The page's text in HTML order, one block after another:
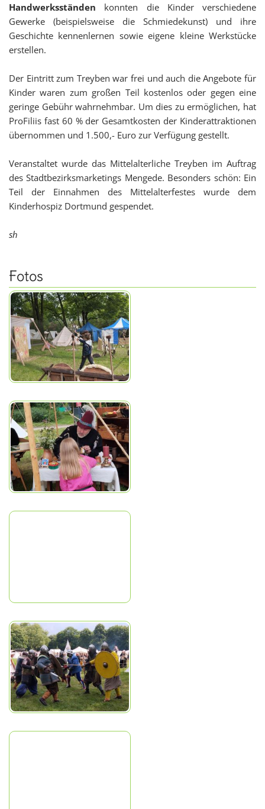
Handwerksständen konnten die Kinder verschiedene
Gewerke (beispielsweise die Schmiedekunst) und ihre
Geschichte kennenlernen sowie eigene kleine Werkstücke
erstellen.
Der Eintritt zum Treyben war frei und auch die Angebote für
Kinder waren zum großen Teil kostenlos oder gegen eine
geringe Gebühr wahrnehmbar. Um dies zu ermöglichen, hat
ProFiliis fast 60 % der Gesamtkosten der Kinderattraktionen
übernommen und 1.500,- Euro zur Verfügung gestellt.
Veranstaltet wurde das Mittelalterliche Treyben im Auftrag
des Stadtbezirksmarketings Mengede. Besonders schön: Ein
Teil der Einnahmen des Mittelalterfestes wurde dem
Kinderhospiz Dortmund gespendet.
sh
Fotos